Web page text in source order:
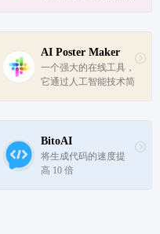
AI Poster Maker
一个强大的在线工具，
它通过人工智能技术简
业级别的海报。
BitoAI
将生成代码的速度提
高 10 倍